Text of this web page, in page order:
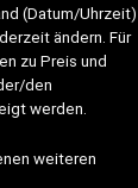
(Datum/Uhrzeit)
ändern. Für
zu Preis und
den
werden.
weiteren